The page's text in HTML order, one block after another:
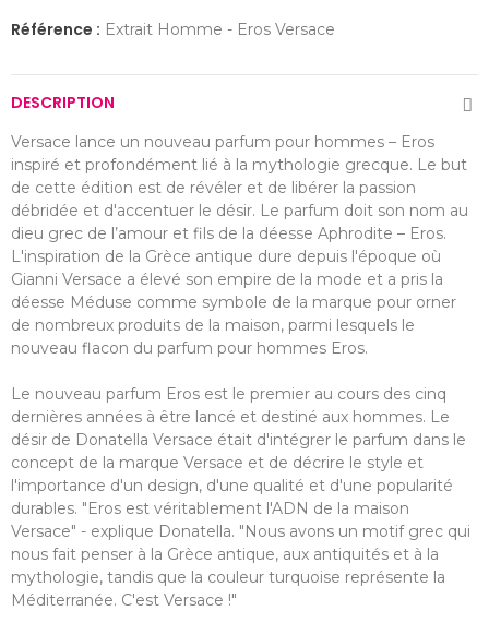
Référence : Extrait Homme - Eros Versace
DESCRIPTION
Versace lance un nouveau parfum pour hommes – Eros
inspiré et profondément lié à la mythologie grecque. Le but
de cette édition est de révéler et de libérer la passion
débridée et d'accentuer le désir. Le parfum doit son nom au
dieu grec de l’amour et fils de la déesse Aphrodite – Eros.
L'inspiration de la Grèce antique dure depuis l'époque où
Gianni Versace a élevé son empire de la mode et a pris la
déesse Méduse comme symbole de la marque pour orner
de nombreux produits de la maison, parmi lesquels le
nouveau flacon du parfum pour hommes Eros.
Le nouveau parfum Eros est le premier au cours des cinq
dernières années à être lancé et destiné aux hommes. Le
désir de Donatella Versace était d'intégrer le parfum dans le
concept de la marque Versace et de décrire le style et
l'importance d'un design, d'une qualité et d'une popularité
durables. "Eros est véritablement l'ADN de la maison
Versace" - explique Donatella. "Nous avons un motif grec qui
nous fait penser à la Grèce antique, aux antiquités et à la
mythologie, tandis que la couleur turquoise représente la
Méditerranée. C'est Versace !"